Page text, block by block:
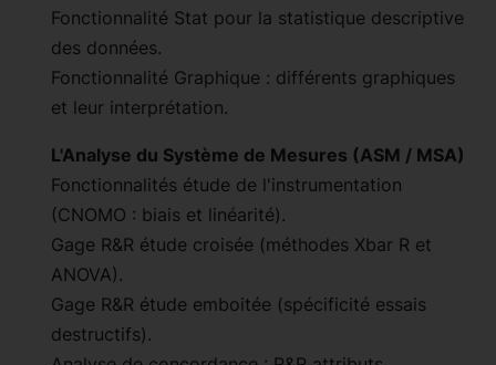
Fonctionnalité Stat pour la statistique descriptive
des données.
Fonctionnalité Graphique : différents graphiques
et leur interprétation.
L'Analyse du Système de Mesures (ASM / MSA)
Fonctionnalités étude de l'instrumentation
(CNOMO : biais et linéarité).
Gage R&R étude croisée (méthodes Xbar R et
ANOVA).
Gage R&R étude emboitée (spécificité essais
destructifs).